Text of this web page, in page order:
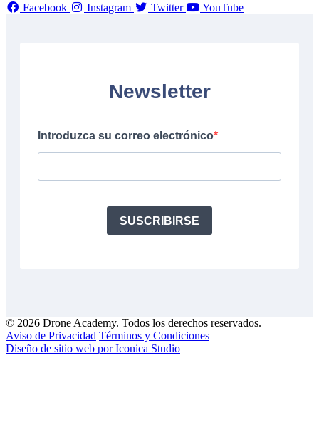
Facebook Instagram Twitter YouTube
© 2026 Drone Academy. Todos los derechos reservados.
Aviso de Privacidad Términos y Condiciones
Diseño de sitio web por Iconica Studio